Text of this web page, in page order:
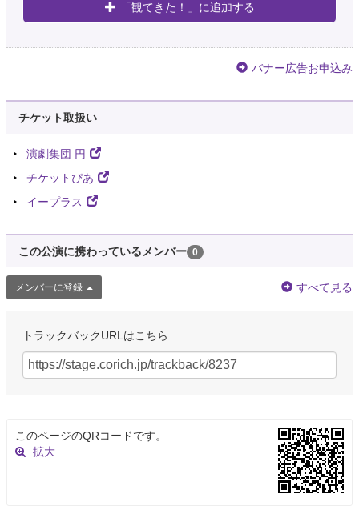
「観てきた！」に追加する
バナー広告お申込み
チケット取扱い
演劇集団 円
チケットぴあ
イープラス
この公演に携わっているメンバー 0
メンバーに登録 すべて見る
トラックバックURLはこちら
このページのQRコードです。
拡大